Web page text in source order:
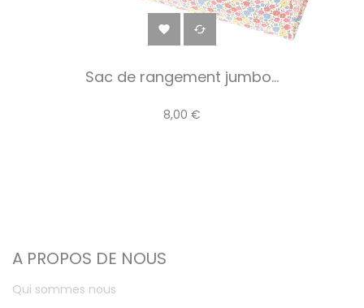
 
Sac de rangement jumbo...
8,00 €
A PROPOS DE NOUS
Qui sommes nous